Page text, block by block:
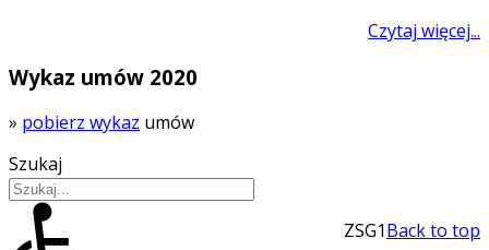
Czytaj więcej...
Wykaz umów 2020
» pobierz wykaz umów
Szukaj
Back to top
ZSG1